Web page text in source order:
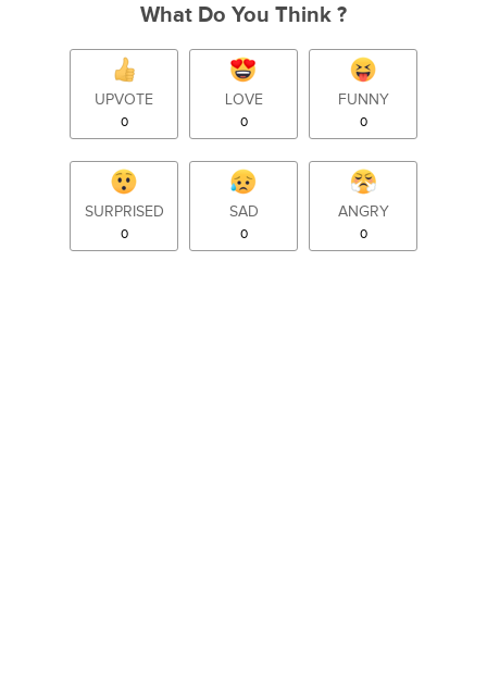
What Do You Think ?
UPVOTE
0
LOVE
0
FUNNY
0
SURPRISED
0
SAD
0
ANGRY
0